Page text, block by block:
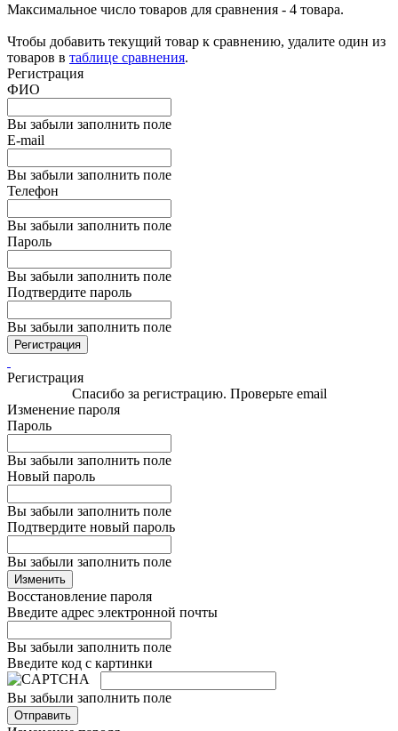
Максимальное число товаров для сравнения - 4 товара.
Чтобы добавить текущий товар к сравнению, удалите один из
товаров в таблице сравнения.
Регистрация
ФИО
Вы забыли заполнить поле
E-mail
Вы забыли заполнить поле
Телефон
Вы забыли заполнить поле
Пароль
Вы забыли заполнить поле
Подтвердите пароль
Вы забыли заполнить поле
Регистрация
Регистрация
Спасибо за регистрацию. Проверьте email
Изменение пароля
Пароль
Вы забыли заполнить поле
Новый пароль
Вы забыли заполнить поле
Подтвердите новый пароль
Вы забыли заполнить поле
Изменить
Восстановление пароля
Введите адрес электронной почты
Вы забыли заполнить поле
Введите код с картинки
Вы забыли заполнить поле
Отправить